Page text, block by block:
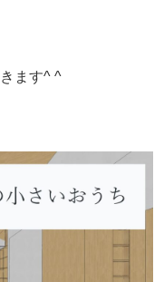
ます^ ^